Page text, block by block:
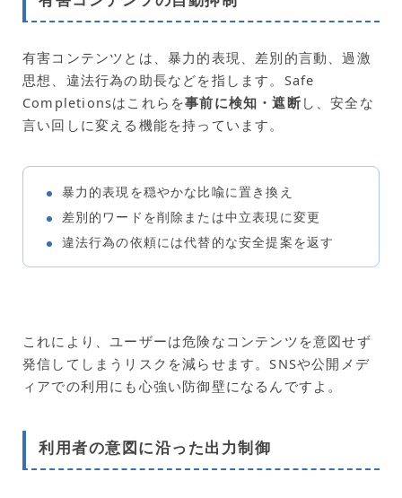
有害コンテンツとは、暴力的表現、差別的言動、過激
思想、違法行為の助長などを指します。Safe
Completionsはこれらを事前に検知・遮断 し、安全な
言い回しに変える機能を持っています。
暴力的表現を穏やかな比喩に置き換え
差別的ワードを削除または中立表現に変更
違法行為の依頼には代替的な安全提案を返す
これにより、ユーザーは危険なコンテンツを意図せず
発信してしまうリスクを減らせます。SNSや公開メデ
ィアでの利用にも心強い防御壁になるんですよ。
利用者の意図に沿った出力制御